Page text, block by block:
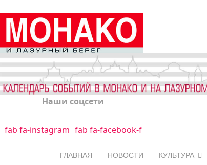
Наши соцсети
fab fa-instagram fab fa-facebook-f
ГЛАВНАЯ НОВОСТИ КУЛЬТУРА